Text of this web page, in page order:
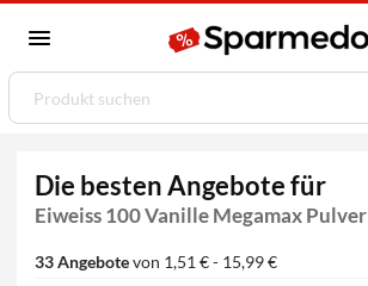
Die besten Angebote für
Eiweiss 100 Vanille Megamax Pulver
33 Angebotevon 1,51 € - 15,99 €